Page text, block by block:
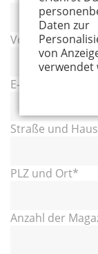
Daten zur
von
verwendet
Vor- und
E-Mail
Straße und
PLZ und Ort*
Anzahl der